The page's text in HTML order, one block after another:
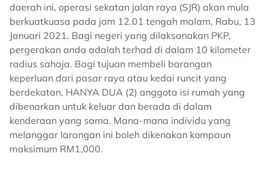
daerah ini, operasi sekatan jalan raya (SJR) akan mula
berkuatkuasa pada jam 12.01 tengah malam, Rabu, 13
Januari 2021. Bagi negeri yang dilaksanakan PKP,
pergerakan anda adalah terhad di dalam 10 kilometer
radius sahaja. Bagi tujuan membeli barangan
keperluan dari pasar raya atau kedai runcit yang
berdekatan, HANYA DUA (2) anggota isi rumah yang
dibenarkan untuk keluar dan berada di dalam
kenderaan yang sama. Mana-mana individu yang
melanggar larangan ini boleh dikenakan kompaun
maksimum RM1,000.